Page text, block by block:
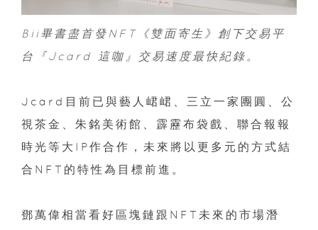
Bii畢書盡首發NFT《雙面寄生》創下交易平
台『Jcard 這咖』交易速度最快紀錄。
Jcard目前已與藝人峮峮、三立一家團圓、公
視茶金、朱銘美術館、霹靂布袋戲、聯合報報
時光等大IP作合作，未來將以更多元的方式結
合NFT的特性為目標前進。
鄧萬偉相當看好區塊鏈跟NFT未來的市場潛